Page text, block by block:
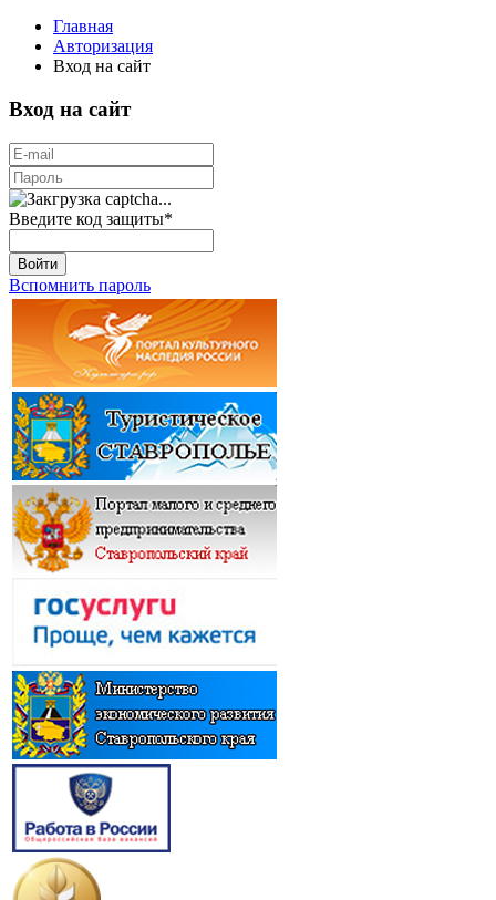
Главная
Авторизация
Вход на сайт
Вход на сайт
Введите код защиты*
Войти
Вспомнить пароль